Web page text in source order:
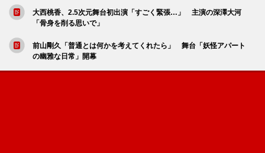
大西桃香、2.5次元舞台初出演「すごく緊張…」 主演の深澤大河
「骨身を削る思いで」
前山剛久「普通とは何かを考えてくれたら」 舞台「妖怪アパート
の幽雅な日常」開幕